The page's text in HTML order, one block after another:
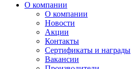
О компании
О компании
Новости
Акции
Контакты
Сертификаты и награды
Вакансии